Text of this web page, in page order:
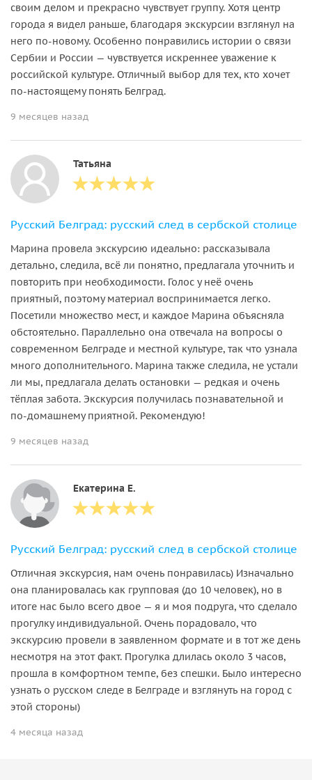
своим делом и прекрасно чувствует группу. Хотя центр
города я видел раньше, благодаря экскурсии взглянул на
него по-новому. Особенно понравились истории о связи
Сербии и России — чувствуется искреннее уважение к
российской культуре. Отличный выбор для тех, кто хочет
по-настоящему понять Белград.
9 месяцев назад
Татьяна
Русский Белград: русский след в сербской столице
Марина провела экскурсию идеально: рассказывала
детально, следила, всё ли понятно, предлагала уточнить и
повторить при необходимости. Голос у неё очень
приятный, поэтому материал воспринимается легко.
Посетили множество мест, и каждое Марина объясняла
обстоятельно. Параллельно она отвечала на вопросы о
современном Белграде и местной культуре, так что узнала
много дополнительного. Марина также следила, не устали
ли мы, предлагала делать остановки — редкая и очень
тёплая забота. Экскурсия получилась познавательной и
по-домашнему приятной. Рекомендую!
9 месяцев назад
Екатерина Е.
Русский Белград: русский след в сербской столице
Отличная экскурсия, нам очень понравилась) Изначально
она планировалась как групповая (до 10 человек), но в
итоге нас было всего двое — я и моя подруга, что сделало
прогулку индивидуальной. Очень порадовало, что
экскурсию провели в заявленном формате и в тот же день
несмотря на этот факт. Прогулка длилась около 3 часов,
прошла в комфортном темпе, без спешки. Было интересно
узнать о русском следе в Белграде и взглянуть на город с
этой стороны)
4 месяца назад